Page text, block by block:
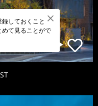
しておくこと
て見ることがで